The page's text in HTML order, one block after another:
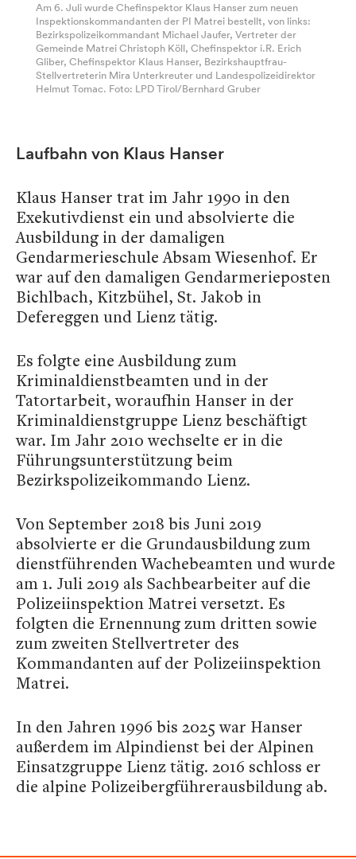
Am 6. Juli wurde Chefinspektor Klaus Hanser zum neuen
Inspektionskommandanten der PI Matrei bestellt, von links:
Bezirkspolizeikommandant Michael Jaufer, Vertreter der
Gemeinde Matrei Christoph Köll, Chefinspektor i.R. Erich
Gliber, Chefinspektor Klaus Hanser, Bezirkshauptfrau-
Stellvertreterin Mira Unterkreuter und Landespolizeidirektor
Helmut Tomac. Foto: LPD Tirol/Bernhard Gruber
Laufbahn von Klaus Hanser
Klaus Hanser trat im Jahr 1990 in den
Exekutivdienst ein und absolvierte die
Ausbildung in der damaligen
Gendarmerieschule Absam Wiesenhof. Er
war auf den damaligen Gendarmerieposten
Bichlbach, Kitzbühel, St. Jakob in
Defereggen und Lienz tätig.
Es folgte eine Ausbildung zum
Kriminaldienstbeamten und in der
Tatortarbeit, woraufhin Hanser in der
Kriminaldienstgruppe Lienz beschäftigt
war. Im Jahr 2010 wechselte er in die
Führungsunterstützung beim
Bezirkspolizeikommando Lienz.
Von September 2018 bis Juni 2019
absolvierte er die Grundausbildung zum
dienstführenden Wachebeamten und wurde
am 1. Juli 2019 als Sachbearbeiter auf die
Polizeiinspektion Matrei versetzt. Es
folgten die Ernennung zum dritten sowie
zum zweiten Stellvertreter des
Kommandanten auf der Polizeiinspektion
Matrei.
In den Jahren 1996 bis 2025 war Hanser
außerdem im Alpindienst bei der Alpinen
Einsatzgruppe Lienz tätig. 2016 schloss er
die alpine Polizeibergführerausbildung ab.